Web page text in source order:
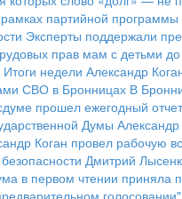
партийной программы
Эксперты поддержали
прав мам с детьми до
Итоги недели Александр
СВО в Бронницах В
прошел ежегодный
Думы
Коган провел рабочую
Дмитрий
в первом чтении приняла